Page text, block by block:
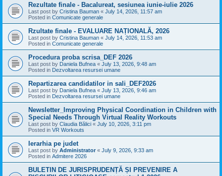
Rezultate finale - Bacalureat, sesiunea iunie-iulie 2026
Last post by Cristina Bauman « July 14, 2026, 11:57 am
Posted in Comunicate generale
Rzultate finale - EVALUARE NAȚIONALĂ, 2026
Last post by Cristina Bauman « July 14, 2026, 11:53 am
Posted in Comunicate generale
Procedura proba scrisa_DEF 2026
Last post by Daniela Bufnea « July 13, 2026, 9:48 am
Posted in Dezvoltarea resursei umane
Repartizarea candidatilor in sali_DEF2026
Last post by Daniela Bufnea « July 13, 2026, 9:46 am
Posted in Dezvoltarea resursei umane
Newsletter_Improving Physical Coordination in Children with
Special Needs Through Virtual Reality Workouts
Last post by Claudia Bălici « July 10, 2026, 3:11 pm
Posted in VR Workouts
Ierarhia pe judet
Last post by Administrator « July 9, 2026, 9:33 am
Posted in Admitere 2026
BULETIN DE JURISPRUDENȚĂ ȘI PREVENIRE A